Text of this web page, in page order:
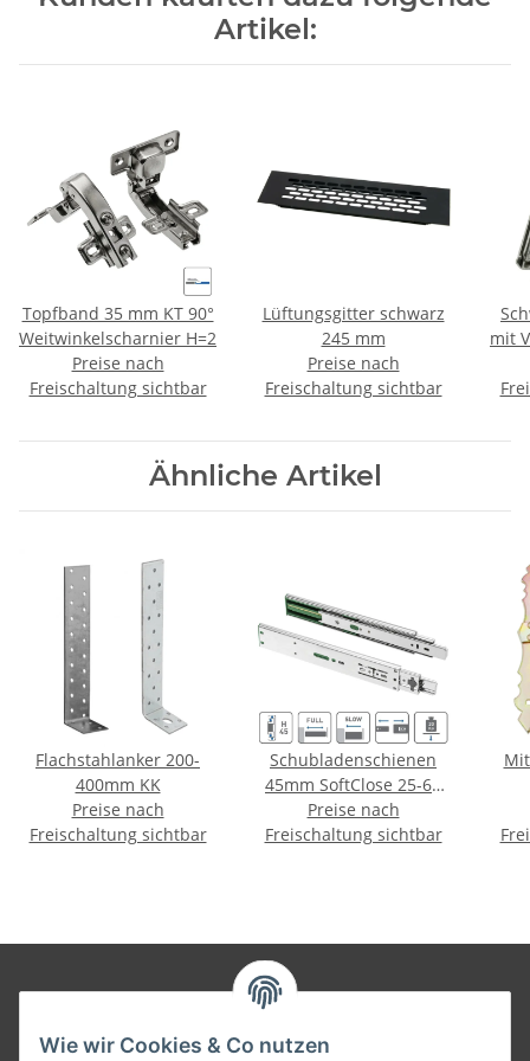
Wie wir Cookies & Co nutzen
Artikel:
Topfband 35 mm KT 90°
Weitwinkelscharnier H=2
Preise nach
Freischaltung sichtbar
Lüftungsgitter schwarz
245 mm
Preise nach
Freischaltung sichtbar
mit
Ähnliche Artikel
Flachstahlanker 200-
400mm KK
Preise nach
Freischaltung sichtbar
Schubladenschienen
45mm SoftClose 25-60
cm (1 Paar)
Preise nach
Freischaltung sichtbar
Informationen